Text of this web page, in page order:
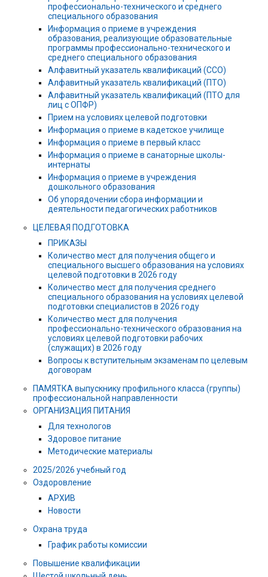
профессионально-технического и среднего
специального образования
Информация о приеме в учреждения
образования, реализующие образовательные
программы профессионально-технического и
среднего специального образования
Алфавитный указатель квалификаций (ССО)
Алфавитный указатель квалификаций (ПТО)
Алфавитный указатель квалификаций (ПТО для
лиц с ОПФР)
Прием на условиях целевой подготовки
Информация о приеме в кадетское училище
Информация о приеме в первый класс
Информация о приеме в санаторные школы-
интернаты
Информация о приеме в учреждения
дошкольного образования
Об упорядочении сбора информации и
деятельности педагогических работников
ЦЕЛЕВАЯ ПОДГОТОВКА
ПРИКАЗЫ
Количество мест для получения общего и
специального высшего образования на условиях
целевой подготовки в 2026 году
Количество мест для получения среднего
специального образования на условиях целевой
подготовки специалистов в 2026 году
Количество мест для получения
профессионально-технического образования на
условиях целевой подготовки рабочих
(служащих) в 2026 году
Вопросы к вступительным экзаменам по целевым
договорам
ПАМЯТКА выпускнику профильного класса (группы)
профессиональной направленности
ОРГАНИЗАЦИЯ ПИТАНИЯ
Для технологов
Здоровое питание
Методические материалы
2025/2026 учебный год
Оздоровление
АРХИВ
Новости
Охрана труда
График работы комиссии
Повышение квалификации